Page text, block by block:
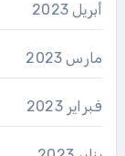
أبريل 2023
مارس 2023
فبراير 2023